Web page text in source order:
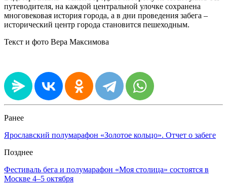
путеводителя, на каждой центральной улочке сохранена
многовековая история города, а в дни проведения забега –
исторический центр города становится пешеходным.
Текст и фото Вера Максимова
Ранее
Ярославский полумарафон «Золотое кольцо». Отчет о забеге
Позднее
Фестиваль бега и полумарафон «Моя столица» состоятся в
Москве 4–5 октября